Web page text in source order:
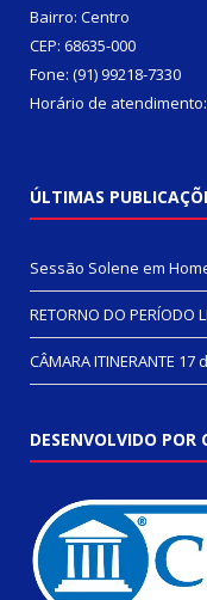
Bairro: Centro
CEP: 68635-000
Fone: (91) 99218-7330
Horário de
ÚLTIMAS
Sessão Solene em
RETORNO DO PERÍODO
CÂMARA ITINERANTE 17
DESENVOLVIDO POR